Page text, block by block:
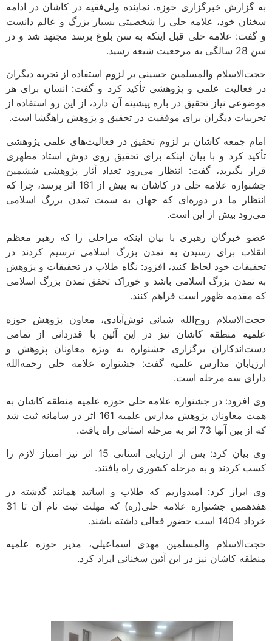
به گزارش خبرگزاری حوزه، نماینده ولی‌فقیه در کاشان در ادامه
سخنان خود، علامه حلی را شخصیتی بسیار بزرگ و عالم دانست
و گفت: علامه حلی قبل اینکه به سن بلوغ برسد مجتهد شد و در
سن 28 سالگی به مرجعیت شیعه رسید.
حجت‌الاسلام والمسلمین حسینی بر لزوم استفاده از تجربه دیگران
در فعالیت علمی و پژوهشی تأکید کرد و گفت: انسان برای هر
موضوعی نیاز تحقیق در باره پیشینه آن دارد، از این رو استفاده از
تجربیات دیگران برای موفقیت در تحقیق و پژوهش راهگشا است.
امام جمعه کاشان بر لزوم تحقیق در فعالیت‌های علمی پژوهشی
تأکید کرد و با بیان اینکه برای تحقیق روی دوش استاد مطهری
قرار بگیرید، گفت: انتظار می‌رود تعداد آثار پژوهشی ششمین
جشنواره علامه حلی در کاشان به بیش از 161 اثر برسد، چرا که
انتظار ما در دوره‌ای که جهان به سمت تمدن بزرگ اسلامی
می‌رود بیش از این است.
عضو خبرگان رهبری با بیان اینکه مراحلی را که رهبر معظم
انقلاب برای رسیدن به تمدن بزرگ اسلامی ترسیم کردند در
تحقیقات خود لحاظ کنید، افزود: نگاه طلاب در تحقیقات و پژوهش
به تمدن بزرگ اسلامی باشد و خوراک تحقق تمدن بزرگ اسلامی
که مقدمه ظهور است فراهم کنند.
حجت‌الاسلام روح‌الله شبانی نوش‌آبادی، معاون پژوهش حوزه
علمیه منطقه کاشان نیز در این آئین با قدردانی از تمامی
دست‌اندکاران برگزاری جشنواره به ویژه معاونان پژوهش و
ارزیابان مدارس علمیه گفت: جشنواره علامه حلی رحمه‌الله
دارای سه مرحله است.
وی افزود: در جشنواره علامه حلی حوزه علمیه منطقه کاشان به
همت معاونان پژوهش مدارس علمیه 161 اثر در سامانه ثبت شد
که از بین آنها 73 اثر به مرحله استانی راه یافت.
وی بیان کرد: پس از ارزیابی استانی 15 اثر نیز امتیاز لازم را
کسب کردند و به مرحله کشوری راه یافتند.
وی ابراز کرد: امیدواریم که طلاب و اساتید همانند گذشته در
هفدهمین جشنواره علامه حلی(ره) که مهلت ثبت نام آن تا 31
خرداد 1404 است حضور فعالی داشته باشند.
حجت‌الاسلام والمسلمین مهدی اسماعیلی، مدیر حوزه علمیه
منطقه کاشان نیز در این آئین سخنانی ایراد کرد.